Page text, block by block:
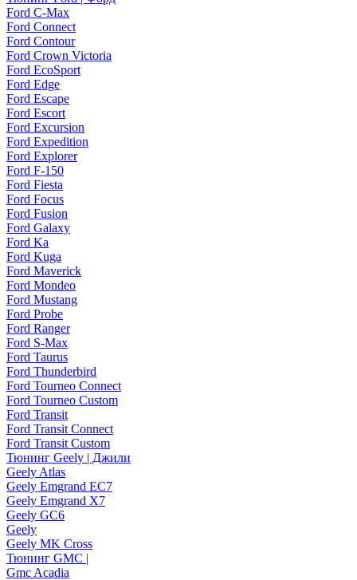
Ford C-Max
Ford Connect
Ford Contour
Ford Crown Victoria
Ford EcoSport
Ford Edge
Ford Escape
Ford Escort
Ford Excursion
Ford Expedition
Ford Explorer
Ford F-150
Ford Fiesta
Ford Focus
Ford Fusion
Ford Galaxy
Ford Ka
Ford Kuga
Ford Maverick
Ford Mondeo
Ford Mustang
Ford Probe
Ford Ranger
Ford S-Max
Ford Taurus
Ford Thunderbird
Ford Tourneo Connect
Ford Tourneo Custom
Ford Transit
Ford Transit Connect
Ford Transit Custom
Тюнинг Geely | Джили
Geely Atlas
Geely Emgrand EC7
Geely Emgrand X7
Geely GC6
Geely
Geely MK Cross
Тюнинг GMC |
Gmc Acadia